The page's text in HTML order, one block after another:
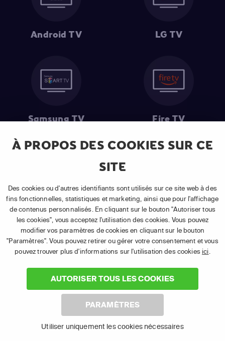
À PROPOS DES COOKIES SUR CE
SITE
Des cookies ou d'autres identifiants sont utilisés sur ce site web à des
fins fonctionnelles, statistiques et marketing, ainsi que pour l'affichage
de contenus personnalisés. En cliquant sur le bouton "Autoriser tous
les cookies", vous acceptez l'utilisation des cookies. Vous pouvez
modifier vos paramètres de cookies en cliquant sur le bouton
"Paramètres". Vous pouvez retirer ou gérer votre consentement et vous
pouvez trouver plus d'informations sur l'utilisation des cookies ici
AUTORISER TOUS LES COOKIES
PARAMÈTRES
Utiliser uniquement les cookies nécessaires
Android TV LG TV
Samsung TV Fire TV
souscription à un abonnement APP TV Basic.
(2) Prix de l'abonnement : TVA comprise, hors promotion, hors frais
uniques d'activation, hors frais de matériel et hors frais d'installation.
(3) Restart & Replay:Voir toutes les chaînes disposant de cette
fonctionnalité.
2026 Canal+ Luxembourg S. à r.l. - Tous droits réservés.
TÉLÉSAT® est une marque utilisée sous licence par Canal+
Luxembourg S. à r.l. | Siège social : Rue Albert Borschette 4, L‑1246
Luxembourg | R.C.S. Luxembourg B 87.905